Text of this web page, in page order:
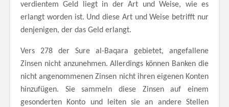
verdientem Geld liegt in der Art und Weise, wie es
erlangt worden ist. Und diese Art und Weise betrifft nur
denjenigen, der das Geld erlangt.
Vers 278 der Sure al-Baqara gebietet, angefallene
Zinsen nicht anzunehmen. Allerdings können Banken die
nicht angenommenen Zinsen nicht ihren eigenen Konten
hinzufügen. Sie sammeln diese Zinsen auf einem
gesonderten Konto und leiten sie an andere Stellen